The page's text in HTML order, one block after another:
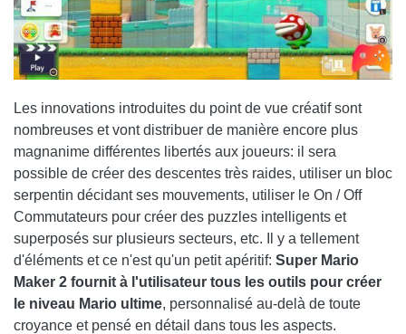
Les innovations introduites du point de vue créatif sont
nombreuses et vont distribuer de manière encore plus
magnanime différentes libertés aux joueurs: il sera
possible de créer des descentes très raides, utiliser un bloc
serpentin décidant ses mouvements, utiliser le On / Off
Commutateurs pour créer des puzzles intelligents et
superposés sur plusieurs secteurs, etc. Il y a tellement
d'éléments et ce n'est qu'un petit apéritif: Super Mario
Maker 2 fournit à l'utilisateur tous les outils pour créer
le niveau Mario ultime, personnalisé au-delà de toute
croyance et pensé en détail dans tous les aspects.